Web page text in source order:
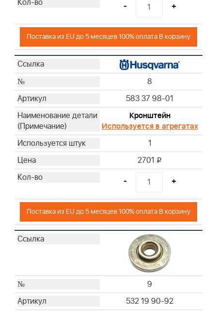
- +
Поставка из EU до 5 месяцев 100% оплата В корзину
8
583 37 98-01
Кронштейн
Используется в агрегатах
1
2701 i
- +
Поставка из EU до 5 месяцев 100% оплата В корзину
9
532 19 90-92